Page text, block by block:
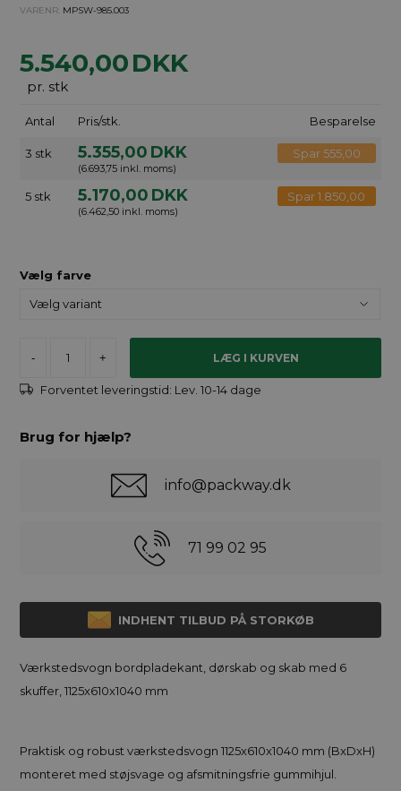
VARENR. MPSW-985.003
5.540,00DKK
pr. stk
Antal Pris/stk. Besparelse
3 stk 5.355,00 DKK
(6.693,75 inkl. moms)
Spar 555,00
5 stk 5.170,00 DKK
(6.462,50 inkl. moms)
Spar 1.850,00
Vælg farve
- +
Forventet leveringstid: Lev. 10-14 dage
Brug for hjælp?
info@packway.dk
71 99 02 95
INDHENT TILBUD PÅ STORKØB
Værkstedsvogn bordpladekant, dørskab og skab med 6
skuffer, 1125x610x1040 mm
Praktisk og robust værkstedsvogn 1125x610x1040 mm (BxDxH)
monteret med støjsvage og afsmitningsfrie gummihjul.